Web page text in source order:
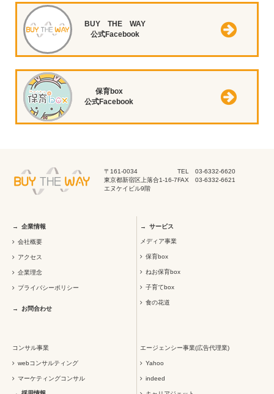
BUY THE WAY
公式Facebook
保育box
公式Facebook
〒161-0034
東京都新宿区上落合1-16-7
エヌケイビル9階
TEL 03-6332-6620
FAX 03-6332-6621
企業情報
会社概要
アクセス
企業理念
プライバシーポリシー
お問合わせ
サービス
メディア事業
保育box
ねお保育box
子育てbox
食の花道
コンサル事業
webコンサルティング
マーケティングコンサル
エージェンシー事業(広告代理業)
Yahoo
indeed